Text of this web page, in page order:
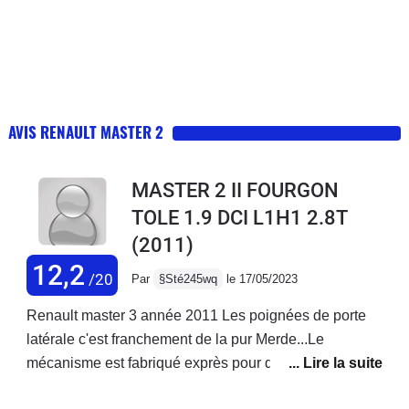
AVIS RENAULT MASTER 2
12,2 /20
MASTER 2 II FOURGON
TOLE 1.9 DCI L1H1 2.8T
(2011)
Par §Sté245wq le 17/05/2023
Renault master 3 année 2011 Les poignées de porte
latérale c'est franchement de la pur Merde...Le
mécanisme est fabriqué exprès pour qu'il casse et oui